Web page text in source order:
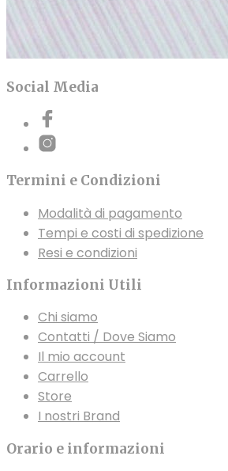
Social Media
Termini e Condizioni
Modalità di pagamento
Tempi e costi di spedizione
Resi e condizioni
Informazioni Utili
Chi siamo
Contatti / Dove Siamo
Il mio account
Carrello
Store
I nostri Brand
Orario e informazioni